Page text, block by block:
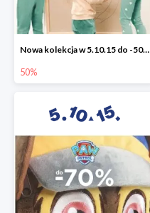
Nowa kolekcja w 5.10.15 do -50%
50%